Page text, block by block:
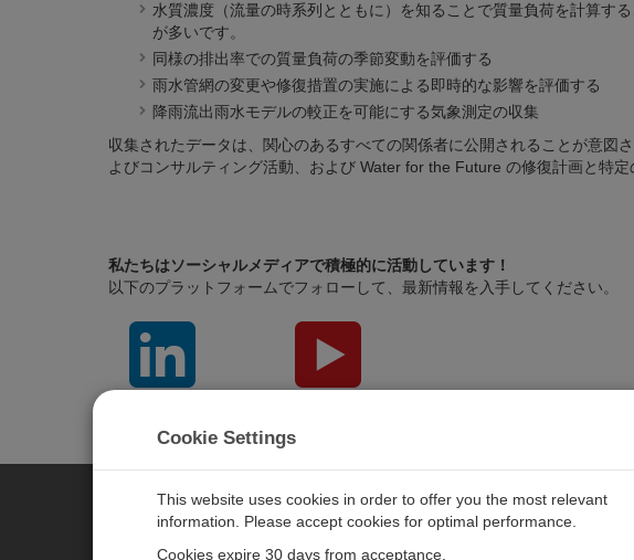
水質濃度（流量の時系列とともに）を知ることで質量負荷を計算す
が多いです。
同様の排出率での質量負荷の季節変動を評価する
雨水管網の変更や修復措置の実施による即時的な影響を評価する
降雨流出雨水モデルの較正を可能にする気象測定の収集
収集されたデータは、関心のあるすべての関係者に公開されることが意図
よびコンサルティング活動、および Water for the Future の修復計画と特
私たちはソーシャルメディアで積極的に活動しています！
以下のプラットフォームでフォローして、最新情報を入手してください。
CAMPBELL SCIENTIFIC JAPAN
Cookie Settings
This website uses cookies in order to offer you the most relevant
information. Please accept cookies for optimal performance.
Cookies expire 30 days from acceptance.